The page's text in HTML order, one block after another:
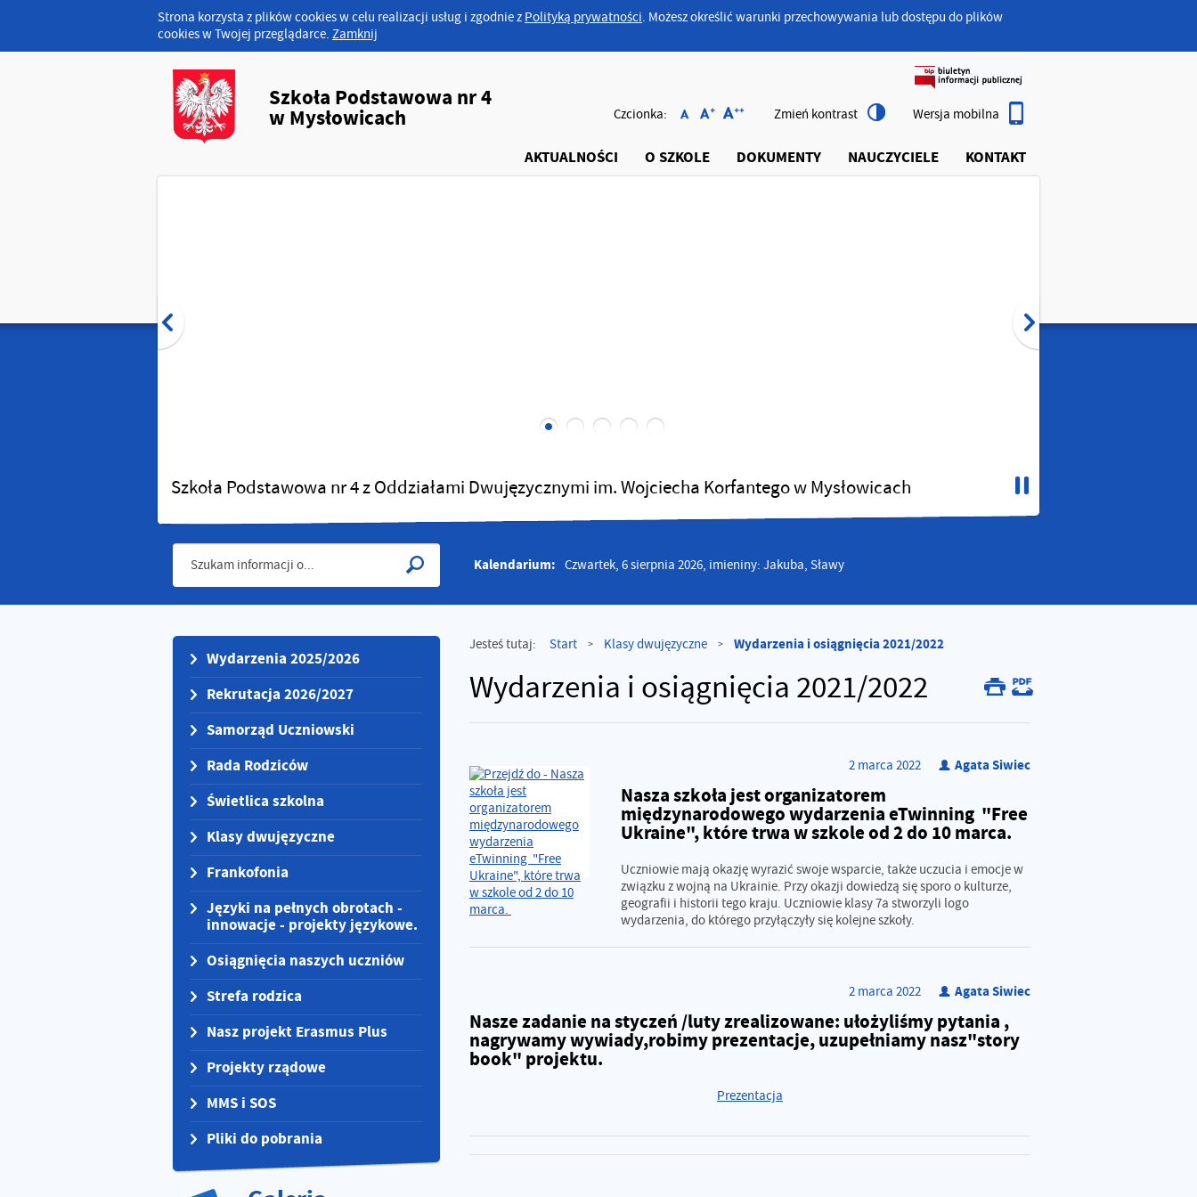
Strona korzysta z plików cookies w celu realizacji usług i zgodnie z Polityką prywatności. Możesz określić warunki przechowywania lub dostępu do plików
cookies w Twojej przeglądarce. Zamknij
Szkoła Podstawowa nr 4
w Mysłowicach Czcionka: Zmień kontrast Wersja mobilna
AKTUALNOŚCI O SZKOLE DOKUMENTY NAUCZYCIELE KONTAKT
Szkoła Podstawowa nr 4 z Oddziałami Dwujęzycznymi im. Wojciecha Korfantego w Mysłowicach
Kalendarium: Czwartek, 6 sierpnia 2026, imieniny: Jakuba, Sławy
Wydarzenia 2025/2026
Rekrutacja 2026/2027
Samorząd Uczniowski
Rada Rodziców
Świetlica szkolna
Klasy dwujęzyczne
Frankofonia
Języki na pełnych obrotach -
innowacje - projekty językowe.
Osiągnięcia naszych uczniów
Strefa rodzica
Nasz projekt Erasmus Plus
Projekty rządowe
MMS i SOS
Pliki do pobrania
Jesteś tutaj: Start > Klasy dwujęzyczne > Wydarzenia i osiągnięcia 2021/2022
Wydarzenia i osiągnięcia 2021/2022
Agata Siwiec
2 marca 2022
Nasza szkoła jest organizatorem
międzynarodowego wydarzenia eTwinning "Free
Ukraine", które trwa w szkole od 2 do 10 marca.
Uczniowie mają okazję wyrazić swoje wsparcie, także uczucia i emocje w
związku z wojną na Ukrainie. Przy okazji dowiedzą się sporo o kulturze,
geografii i historii tego kraju. Uczniowie klasy 7a stworzyli logo
wydarzenia, do którego przyłączyły się kolejne szkoły.
Agata Siwiec
2 marca 2022
Nasze zadanie na styczeń /luty zrealizowane: ułożyliśmy pytania ,
nagrywamy wywiady,robimy prezentacje, uzupełniamy nasz"story
book" projektu.
Prezentacja